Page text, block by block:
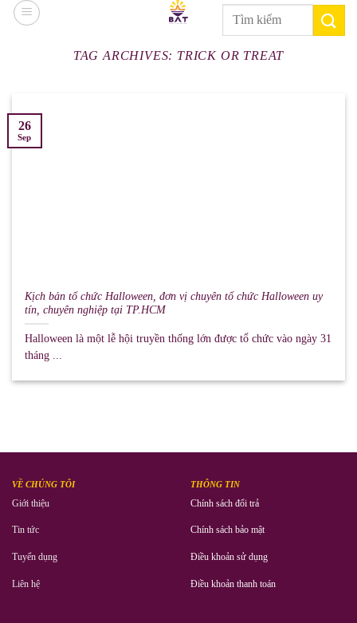
Skip
Search
TAG ARCHIVES: TRICK OR TREAT
Kịch bản tổ chức Halloween, đơn vị chuyên tổ chức Halloween uy
tín, chuyên nghiệp tại TP.HCM
Halloween là một lễ hội truyền thống lớn được tổ chức vào ngày 31
tháng ...
26
Sep
VỀ CHÚNG TÔI
Giới thiệu
Tin tức
Tuyển dụng
Liên hệ
THÔNG TIN
Chính sách đổi trả
Chính sách bảo mật
Điều khoản sử dụng
Điều khoản thanh toán